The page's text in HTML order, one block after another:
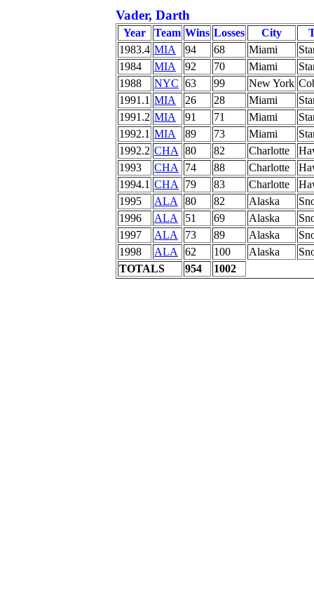
Vader, Darth
Year Team Wins Losses City
1983.4 MIA 94 68 Miami
1984
MIA 92 70 Miami
1988
NYC 63 99 New York
1991.1 MIA 26 28 Miami
1991.2 MIA 91 71 Miami
1992.1 MIA 89 73 Miami
1992.2 CHA 80 82 Charlotte
1993
CHA 74 88 Charlotte
1994.1 CHA 79 83 Charlotte
1995
ALA 80 82 Alaska
1996
ALA 51 69 Alaska
1997
ALA 73 89 Alaska
1998
ALA 62 100 Alaska
TOTALS
954 1002